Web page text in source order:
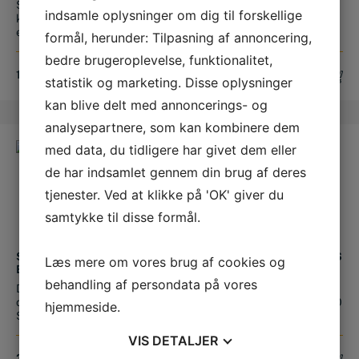
Solidt dræn- og
kloakvaterpas (også kaldet
et "promille va...
1.445,00 DKK
magnetisk vaterpas 4x90°
mag...
1.750,00 DKK
STABILA TECH 196
ELECTRONIC IP 65 (1830
MM)
Dette robuste og praktiske
digitale vaterpas fra Tyske
Stabi...
KAPRO SPIRIT VATERPAS
SÆT M/MAGNET (3 STK:
60-120-200 CM)
Sæt med 3 vaterpas i
størrelserne 600 mm/ 1200
indsamle oplysninger om dig til forskellige
formål, herunder: Tilpasning af annoncering,
bedre brugeroplevelse, funktionalitet,
statistik og marketing. Disse oplysninger
kan blive delt med annoncerings- og
analysepartnere, som kan kombinere dem
med data, du tidligere har givet dem eller
de har indsamlet gennem din brug af deres
tjenester. Ved at klikke på 'OK' giver du
samtykke til disse formål.
Læs mere om vores brug af cookies og
behandling af persondata på vores
hjemmeside.
VIS DETALJER